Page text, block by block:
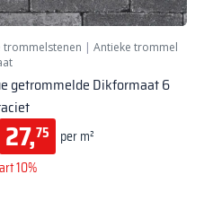
trommelstenen | Antieke trommel
getrommelde Dikformaat 6
27,75
per m²
10%